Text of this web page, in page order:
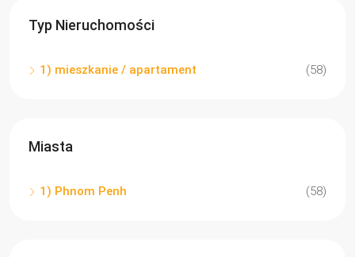
Typ Nieruchomości
1) mieszkanie / apartament (58)
Miasta
1) Phnom Penh (58)